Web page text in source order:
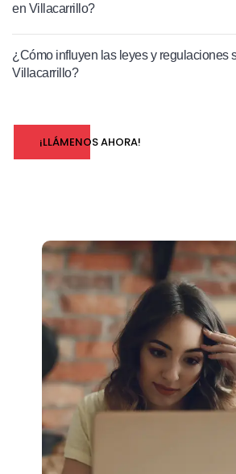
en Villacarrillo?
¿Cómo influyen las leyes y regulaciones
Villacarrillo?
¡LLÁMENOS AHORA!